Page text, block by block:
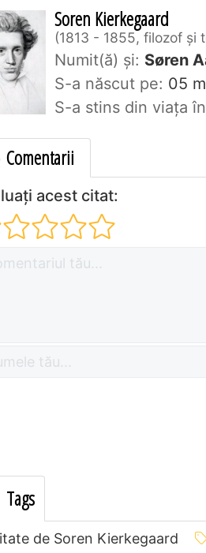
Soren Kierkegaard
1813 - 1855, filozof şi
Numit(ă) și: Søren
S-a născut pe: 05
S-a stins din viaţa
Comentarii
acest citat:
Tags
de Soren Kierkegaard